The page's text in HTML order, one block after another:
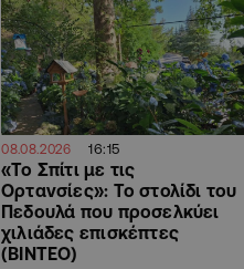
08.08.2026 16:15
«Το Σπίτι με τις
Ορτανσίες»: Το στολίδι του
Πεδουλά που προσελκύει
χιλιάδες επισκέπτες
(ΒΙΝΤΕΟ)